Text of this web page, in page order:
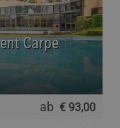
Carpe
ab € 93,00